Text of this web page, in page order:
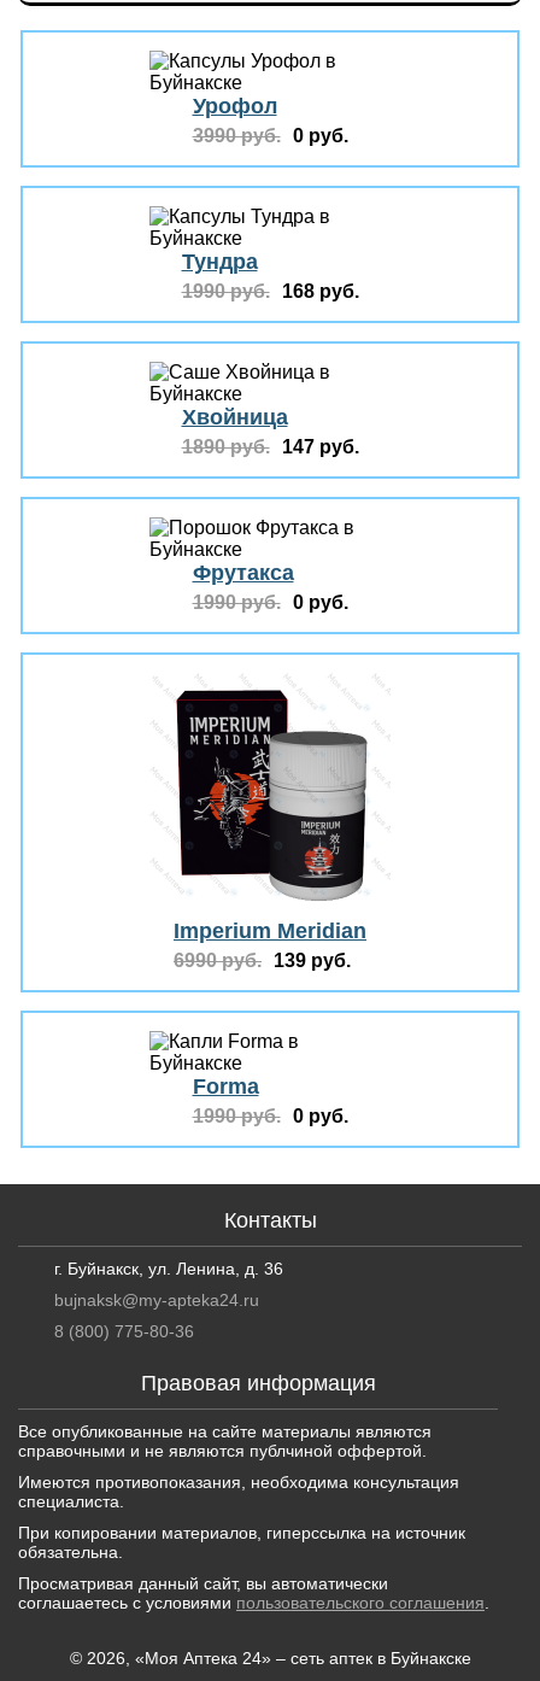
Урофол
3990 руб. 0 руб.
Тундра
1990 руб. 168 руб.
Хвойница
1890 руб. 147 руб.
Фрутакса
1990 руб. 0 руб.
Imperium Meridian
6990 руб. 139 руб.
Forma
1990 руб. 0 руб.
Правовая информация
Все опубликованные на сайте материалы являются
справочными и не являются публчиной оффертой.
Имеются противопоказания, необходима консультация
специалиста.
При копировании материалов, гиперссылка на источник
обязательна.
Просматривая данный сайт, вы автоматически
соглашаетесь с условиями пользовательского соглашения
Контакты
г. Буйнакск, ул. Ленина, д. 36
bujnaksk@my-apteka24.ru
8 (800) 775-80-36
© 2026, «Моя Аптека 24» – сеть аптек в Буйнакске